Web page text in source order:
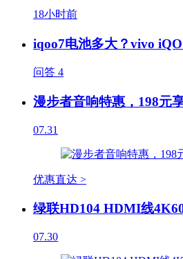
18小时前
iqoo7电池多大？vivo
问答 4
漫步者音响特惠，198元
07.31
优惠直达 >
绿联HD104 HDMI线
07.30